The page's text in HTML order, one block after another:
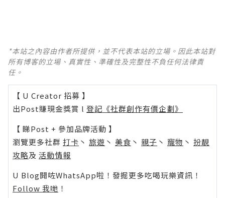
*本站之內容由作者所提供，並不代表本站的立場。因此本站對
所有博客的立場、真實性、準確性及完整性不負任何法律責
任。
【 U Creator 招募 】
出Post賺現金獎賞 l 登記《社群創作有價企劃》
【 睇Post + 參加品牌活動 】
瀏覽更多社群 打卡 丶 旅遊 丶 美食 丶 親子 丶 寵物 丶 扮靚
攻略及 活動情報
U Blog開咗WhatsApp啦！發掘更多吃喝玩樂資訊！
Follow 我哋 ！